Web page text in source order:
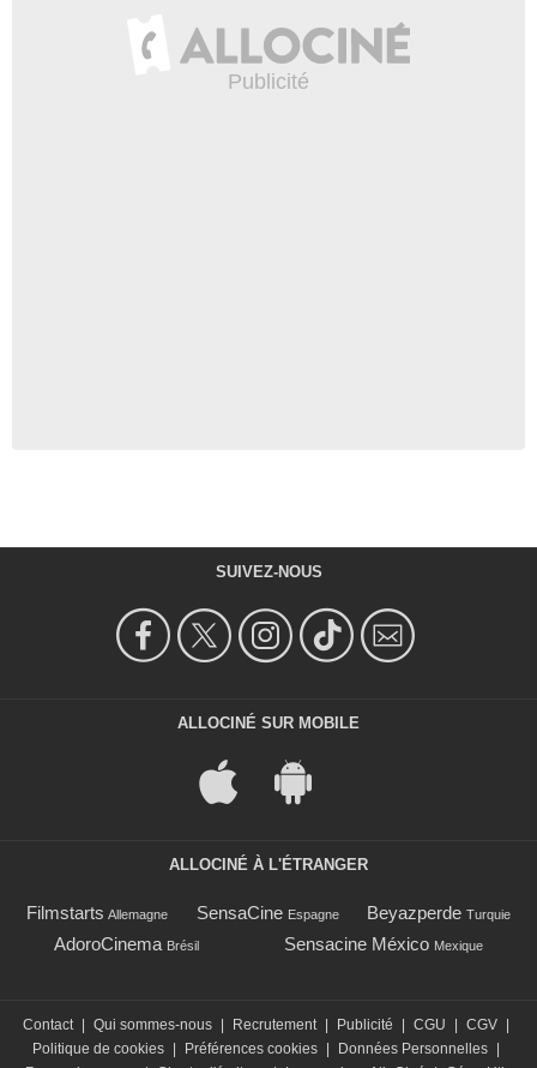
SUIVEZ-NOUS
ALLOCINÉ SUR MOBILE
ALLOCINÉ À L'ÉTRANGER
Filmstarts Allemagne SensaCine Espagne Beyazperde Turquie
AdoroCinema Brésil Sensacine México Mexique
Contact Qui sommes-nous Recrutement Publicité CGU CGV
Politique de cookies
Préférences cookies Données Personnelles